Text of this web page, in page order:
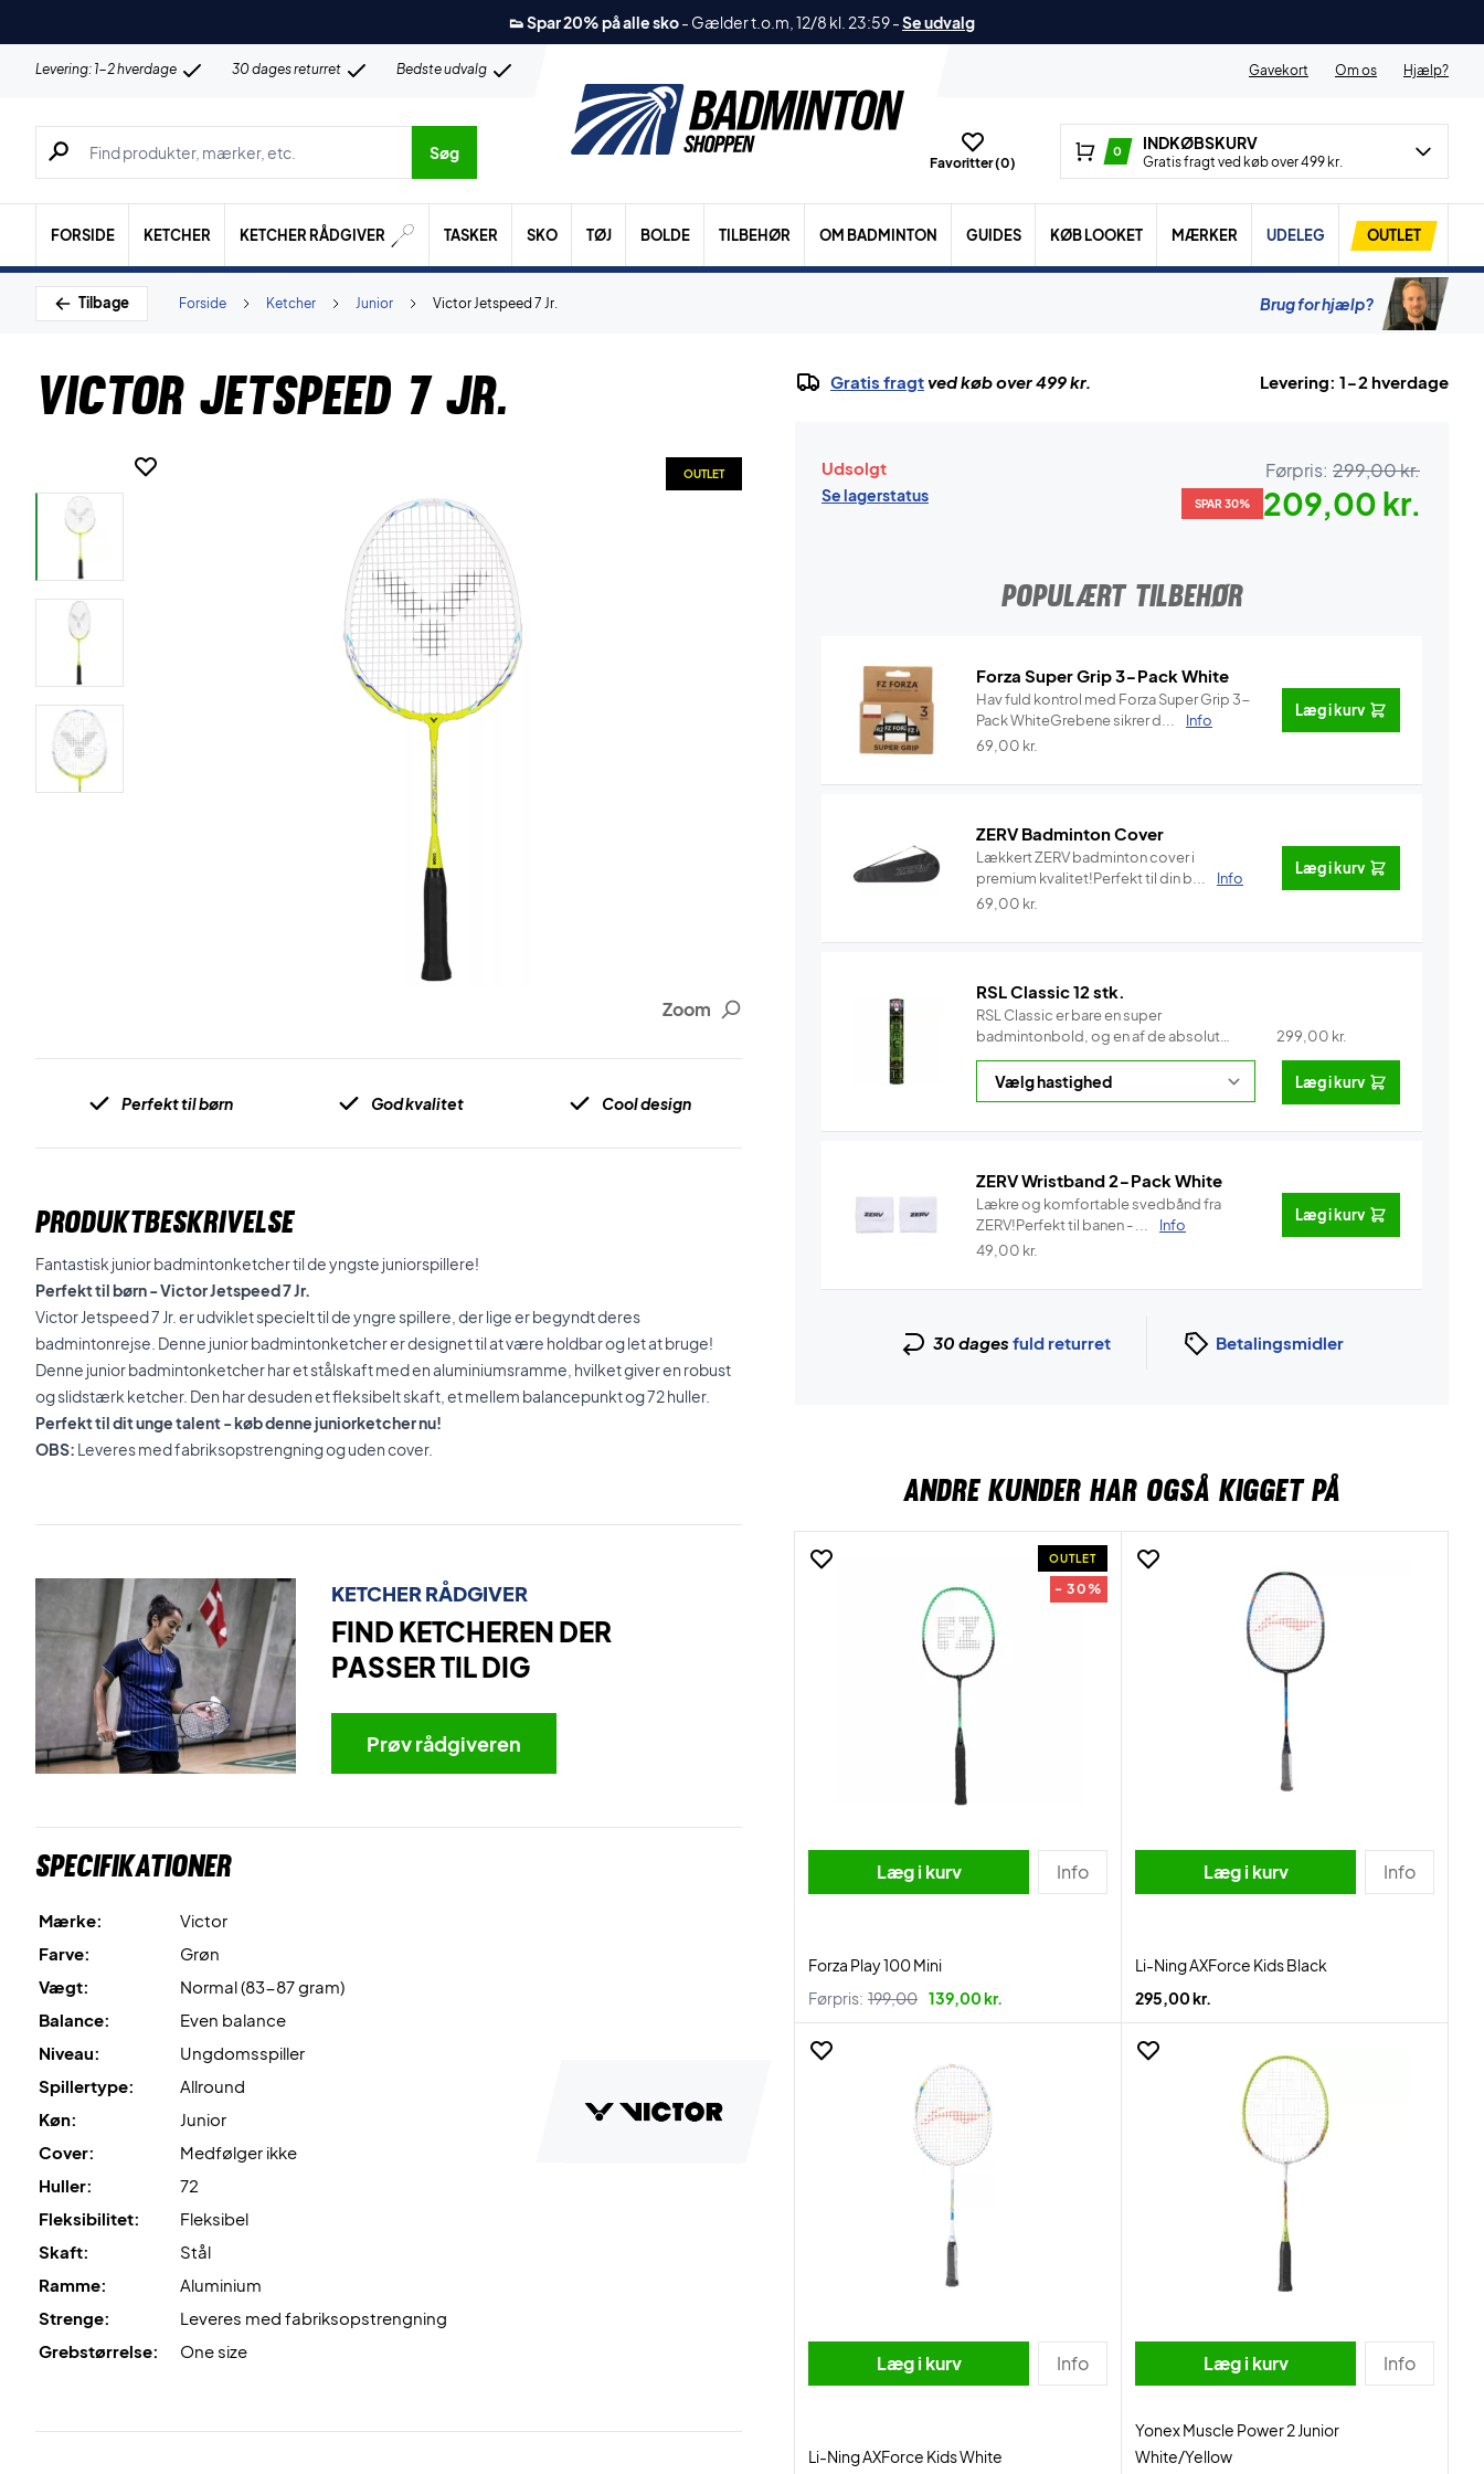
👟 Spar 20% på alle sko- Gælder t.o.m, 12/8 kl. 23:59-Se udvalg
Levering: 1-2 hverdage 30 dages returret Bedste udvalg Gavekort Om os Hjælp?
Søg efter produkter, mærker etc.
Søg
Favoritter (0)
0 INDKØBSKURV
Gratis fragt ved køb over 499 kr.
FORSIDE KETCHER KETCHER RÅDGIVER TASKER SKO TØJ BOLDE TILBEHØR OM BADMINTON GUIDES KØB LOOKET MÆRKER UDELEG OUTLET
Tilbage Victor Jetspeed 7 Jr.
Junior
Ketcher
Forside Brug for hjælp?
Victor Jetspeed 7 Jr.
Zoom
OUTLET
Perfekt til børn God kvalitet Cool design
PRODUKTBESKRIVELSE
Fantastisk junior badmintonketcher til de yngste juniorspillere!
Perfekt til børn - Victor Jetspeed 7 Jr.
Victor Jetspeed 7 Jr. er udviklet specielt til de yngre spillere, der lige er begyndt deres
badmintonrejse. Denne junior badmintonketcher er designet til at være holdbar og let at bruge!
Denne junior badmintonketcher har et stålskaft med en aluminiumsramme, hvilket giver en robust
og slidstærk ketcher. Den har desuden et fleksibelt skaft, et mellem balancepunkt og 72 huller.
Perfekt til dit unge talent - køb denne juniorketcher nu!
OBS: Leveres med fabriksopstrengning og uden cover.
KETCHER RÅDGIVER
FIND KETCHEREN DER
PASSER TIL DIG
Prøv rådgiveren
Specifikationer
Mærke:
Victor
Farve:
Grøn
Vægt:
Normal (83-87 gram)
Balance:
Even balance
Niveau:
Ungdomsspiller
Spillertype:
Allround
Køn:
Junior
Cover:
Medfølger ikke
Huller:
72
Fleksibilitet:
Fleksibel
Skaft:
Stål
Ramme:
Aluminium
Strenge:
Leveres med fabriksopstrengning
Grebstørrelse:
One size
Gratis fragtved køb over 499 kr. Levering: 1-2 hverdage
Udsolgt
Se lagerstatus
Førpris: 299,00 kr.
SPAR 30% 209,00 kr.
POPULÆRT TILBEHØR
Forza Super Grip 3-Pack White
Hav fuld kontrol med Forza Super Grip 3-
Pack WhiteGrebene sikrer d...
Info
69,00 kr.
Læg i kurv
ZERV Badminton Cover
Lækkert ZERV badminton cover i
premium kvalitet!Perfekt til din b...
Info
69,00 kr.
Læg i kurv
RSL Classic 12 stk.
RSL Classic er bare en super
badmintonbold, og en af de absolut
be... Info
299,00 kr.
Læg i kurv
ZERV Wristband 2-Pack White
Lækre og komfortable svedbånd fra
ZERV!Perfekt til banen - ...
Info
49,00 kr.
Læg i kurv
30 dages fuld returret Betalingsmidler
ANDRE KUNDER HAR OGSÅ KIGGET PÅ
OUTLET
- 30%
Læg i kurv Info
Forza Play 100 Mini
Førpris: 199,00 139,00 kr.
Læg i kurv Info
Li-Ning AXForce Kids Black
295,00 kr.
Læg i kurv Info
Li-Ning AXForce Kids White
Læg i kurv Info
Yonex Muscle Power 2 Junior
White/Yellow